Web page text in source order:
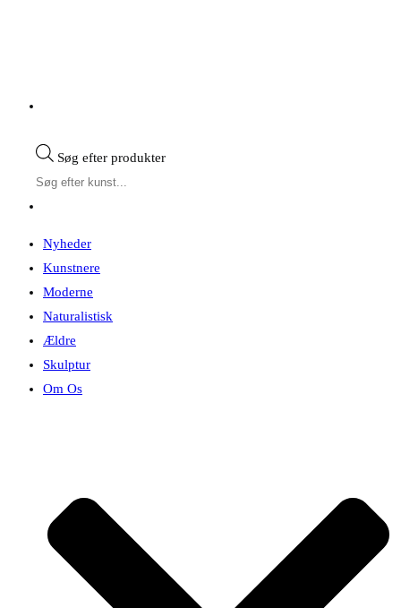
Søg efter produkter
Nyheder
Kunstnere
Moderne
Naturalistisk
Ældre
Skulptur
Om Os